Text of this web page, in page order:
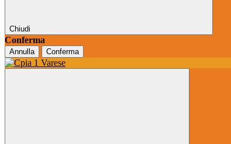
Chiudi
Conferma
Annulla Conferma